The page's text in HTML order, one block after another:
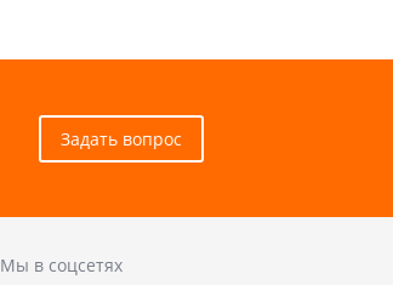
Задать вопрос
Мы в соцсетях